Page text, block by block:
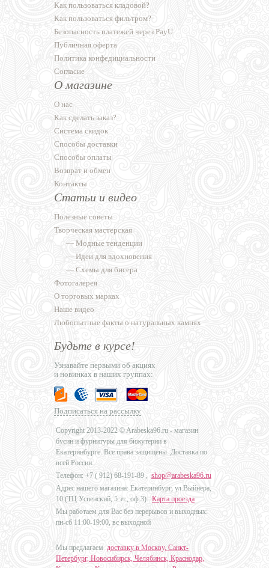
Как пользоваться кладовой?
Как пользоваться фильтром?
Безопасность платежей через PayU
Публичная оферта
Политика конфедициальности
Согласие
О магазине
О нас
Как сделать заказ?
Система скидок
Способы доставки
Способы оплаты
Возврат и обмен
Контакты
Статьи и видео
Полезные советы
Творческая мастерская
— Модные тенденции
— Идеи для вдохновения
— Схемы для бисера
Фотогалерея
О торговых марках
Наше видео
Любопытные факты о натуральных камнях
Будьте в курсе!
Узнавайте первыми об акциях
и новинках в наших группах:
Подписаться на рассылку
Copyright 2013-2022 © Arabeska96.ru - магазин
бусин и фурнитуры для бижутерии в
Екатеринбурге. Все права защищены. Доставка по
всей России.
Телефон: +7 ( 912) 68-191-89 , shop@arabeska96.ru
Адрес нашего магазина: Екатеринбург, ул.Выйнера,
10 (ТЦ Успенский, 5 эт., оф.3). Карта проезда
Мы работаем для Вас без перерывов и выходных:
пн-сб 11:00-19:00, вс выходной
Мы предлагаем доставку в Москву, Санкт-
Петербург, Новосибирск, Челябинск, Краснодар,